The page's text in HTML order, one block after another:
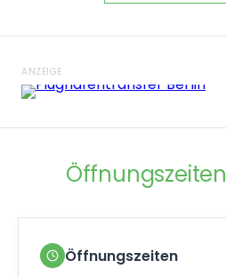
Hähnchenspieße (Satay)
7449
Red & Green Curry
ANZEIGE
Öffnungszeiten
Öffnungszeiten